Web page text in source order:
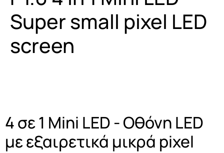
Projector Byintek U80 Max
Projektor BYINTEK P70
Smart Tools
Smart Ring
Ηλεκτρονικό Ταμπελάκι
Super small pixel LED
screen
4 σε 1 Mini LED - Οθόνη LED
με εξαιρετικά μικρά pixel